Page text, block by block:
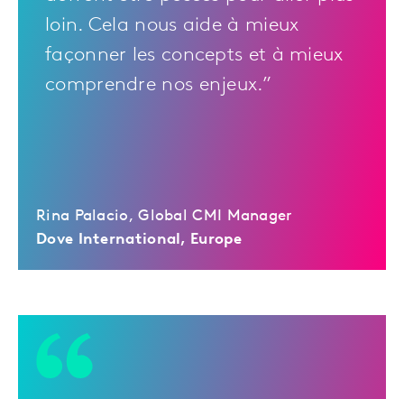
loin. Cela nous aide à mieux
façonner les concepts et à mieux
comprendre nos enjeux.”
Rina Palacio, Global CMI Manager
Dove International, Europe